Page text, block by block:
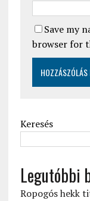
Save my
browser for
Keresés
Legutóbbi
Ropogós hekk